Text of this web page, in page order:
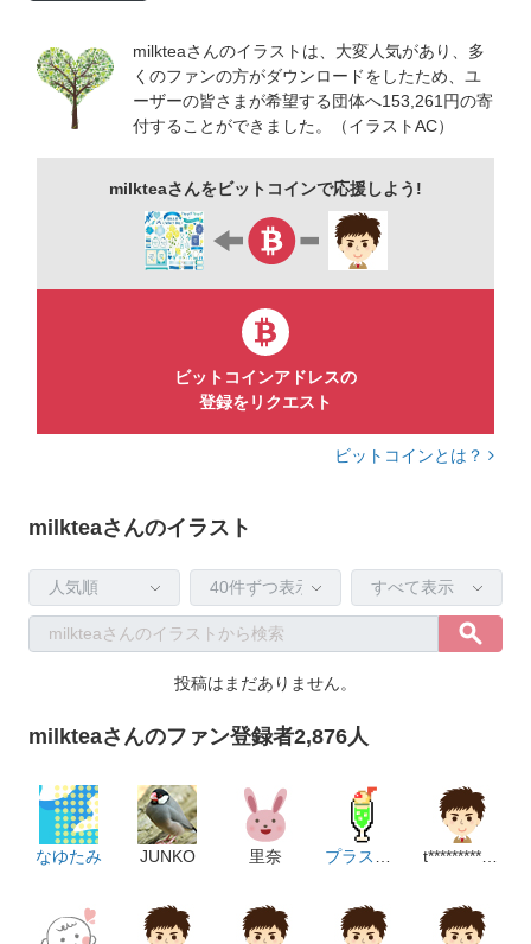
milkteaさんのイラストは、大変人気があり、多
くのファンの方がダウンロードをしたため、ユ
ーザーの皆さまが希望する団体へ153,261円の寄
付することができました。（イラストAC）
milkteaさんをビットコインで応援しよう!
ビットコインアドレスの
登録をリクエスト
ビットコインとは？
milkteaさんのイラスト
投稿はまだありません。
milkteaさんのファン登録者2,876人
なゆたみ JUNKO 里奈 プラスアルファ t***********************p